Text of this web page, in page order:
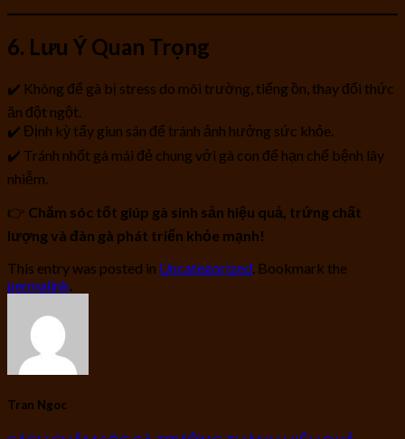
6. Lưu Ý Quan Trọng
✔️ Không để gà bị stress do môi trường, tiếng ồn, thay đổi thức
ăn đột ngột.
✔️ Định kỳ tẩy giun sán để tránh ảnh hưởng sức khỏe.
✔️ Tránh nhốt gà mái đẻ chung với gà con để hạn chế bệnh lây
nhiễm.
👉 Chăm sóc tốt giúp gà sinh sản hiệu quả, trứng chất
lượng và đàn gà phát triển khỏe mạnh!
This entry was posted in Uncategorized . Bookmark the
permalink
Tran Ngoc